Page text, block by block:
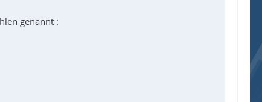
genannt :